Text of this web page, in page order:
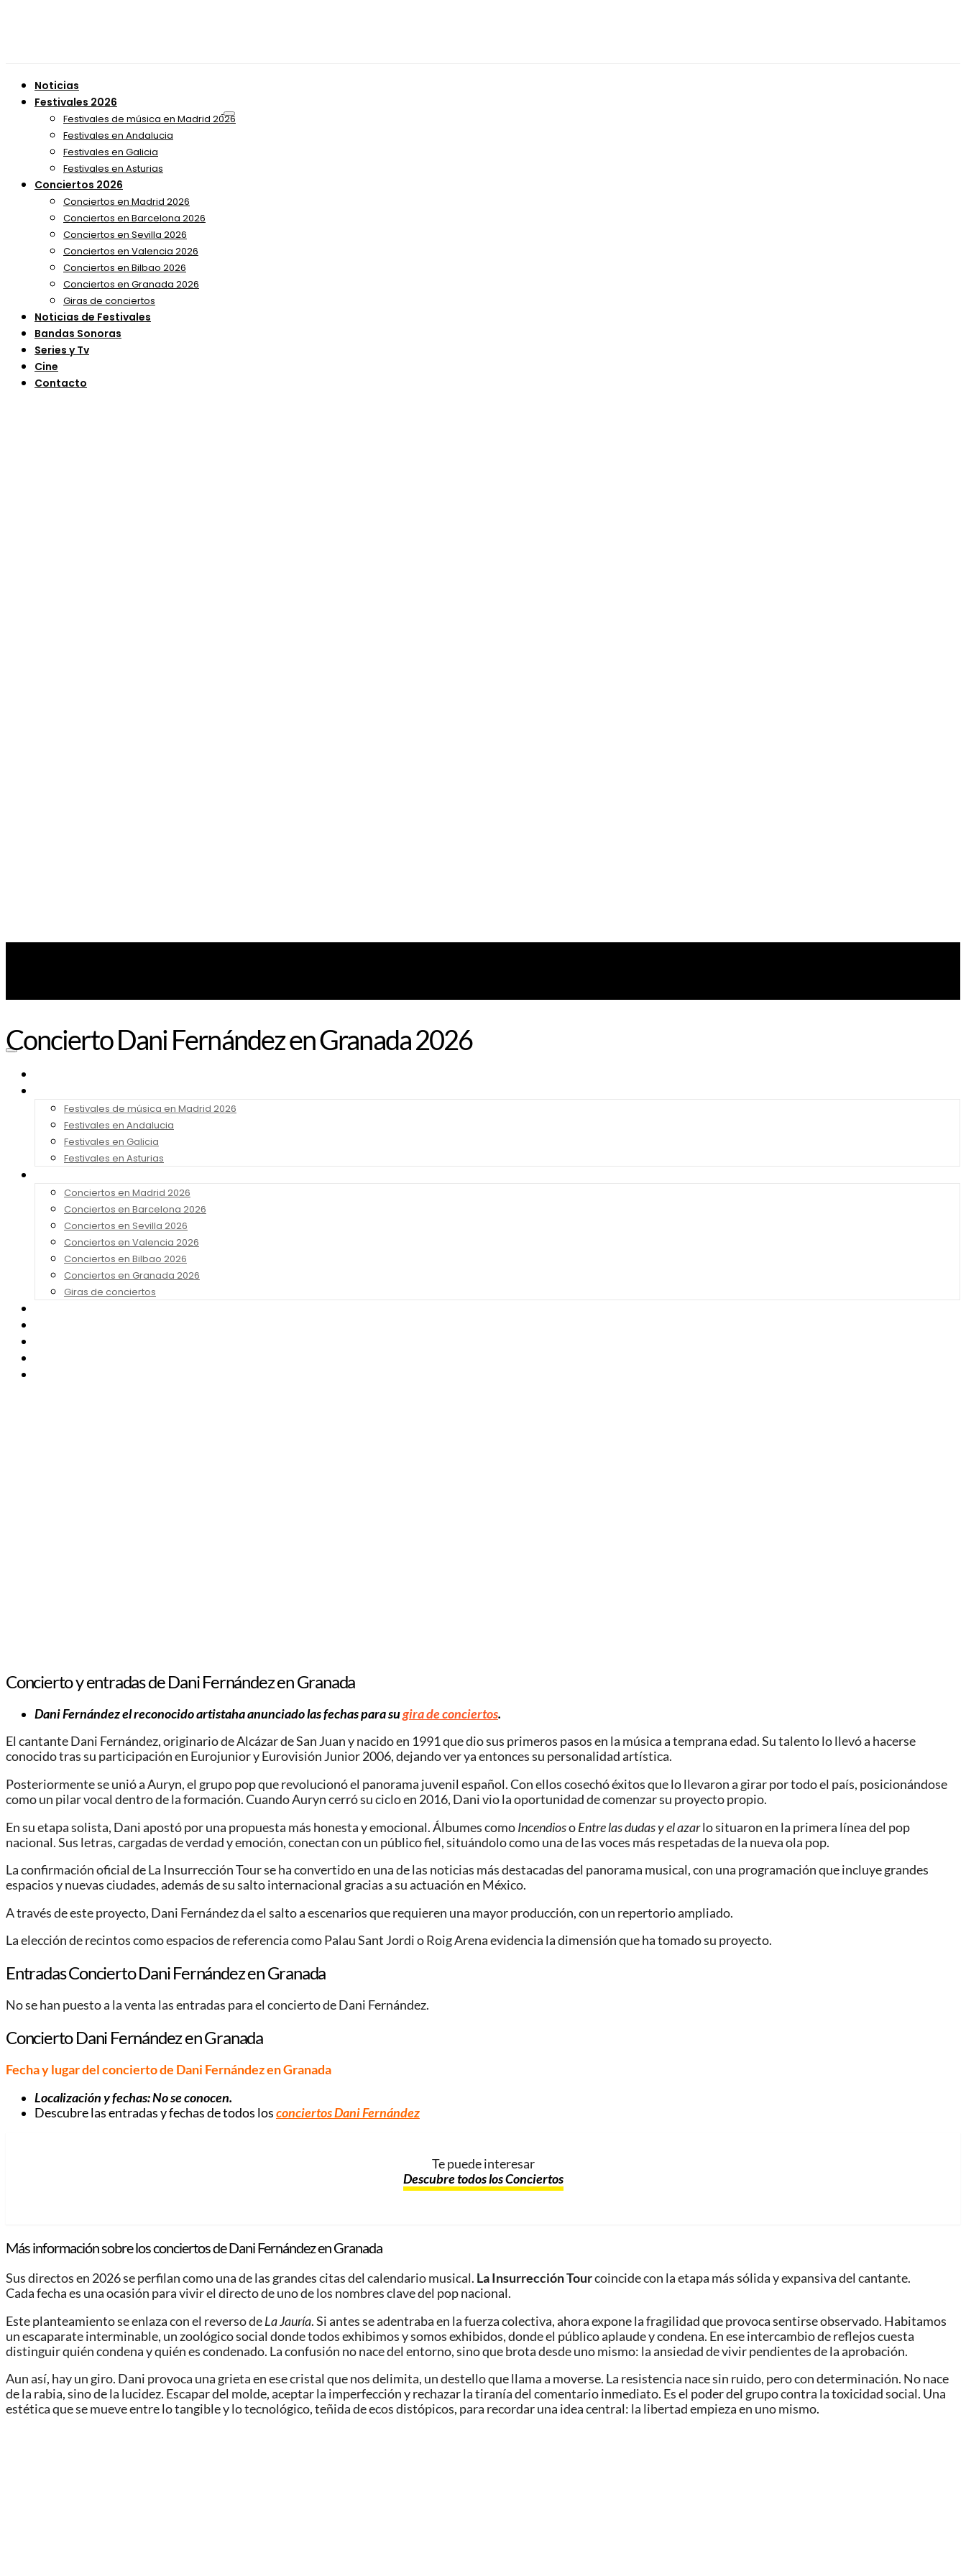
Noticias
Festivales 2026
Festivales de música en Madrid 2026
Festivales en Andalucia
Festivales en Galicia
Festivales en Asturias
Conciertos 2026
Conciertos en Madrid 2026
Conciertos en Barcelona 2026
Conciertos en Sevilla 2026
Conciertos en Valencia 2026
Conciertos en Bilbao 2026
Conciertos en Granada 2026
Giras de conciertos
Noticias de Festivales
Bandas Sonoras
Series y Tv
Cine
Contacto
Festivales de música en Madrid 2026
Festivales en Andalucia
Festivales en Galicia
Festivales en Asturias
Conciertos en Madrid 2026
Conciertos en Barcelona 2026
Conciertos en Sevilla 2026
Conciertos en Valencia 2026
Conciertos en Bilbao 2026
Conciertos en Granada 2026
Giras de conciertos
Concierto Dani Fernández en Granada 2026
Concierto y entradas de Dani Fernández en Granada
Dani Fernández el reconocido artistaha anunciado las fechas para sugira de conciertos.
El cantante Dani Fernández, originario de Alcázar de San Juan y nacido en 1991 que dio sus primeros pasos en la música a temprana edad. Su talento lo llevó a hacerse
conocido tras su participación en Eurojunior y Eurovisión Junior 2006, dejando ver ya entonces su personalidad artística.
Posteriormente se unió a Auryn, el grupo pop que revolucionó el panorama juvenil español. Con ellos cosechó éxitos que lo llevaron a girar por todo el país, posicionándose
como un pilar vocal dentro de la formación. Cuando Auryn cerró su ciclo en 2016, Dani vio la oportunidad de comenzar su proyecto propio.
En su etapa solista, Dani apostó por una propuesta más honesta y emocional. Álbumes comoIncendiosoEntre las dudas y el azarlo situaron en la primera línea del pop
nacional. Sus letras, cargadas de verdad y emoción, conectan con un público fiel, situándolo como una de las voces más respetadas de la nueva ola pop.
La confirmación oficial de La Insurrección Tour se ha convertido en una de las noticias más destacadas del panorama musical, con una programación que incluye grandes
espacios y nuevas ciudades, además de su salto internacional gracias a su actuación en México.
A través de este proyecto, Dani Fernández da el salto a escenarios que requieren una mayor producción, con un repertorio ampliado.
La elección de recintos como espacios de referencia como Palau Sant Jordi o Roig Arena evidencia la dimensión que ha tomado su proyecto.
Entradas Concierto Dani Fernández en Granada
No se han puesto a la venta las entradas para el concierto de Dani Fernández.
Concierto Dani Fernández en Granada
Fecha y lugar del concierto de Dani Fernández en Granada
Localización y fechas: No se conocen.
Descubre las entradas y fechas de todos losconciertos Dani Fernández
Te puede interesar
Descubre todos los Conciertos
Más información sobre los conciertos de Dani Fernández en Granada
Sus directos en 2026 se perfilan como una de las grandes citas del calendario musical. La Insurrección Tourcoincide con la etapa más sólida y expansiva del cantante.
Cada fecha es una ocasión para vivir el directo de uno de los nombres clave del pop nacional.
Este planteamiento se enlaza con el reverso deLa Jauría. Si antes se adentraba en la fuerza colectiva, ahora expone la fragilidad que provoca sentirse observado. Habitamos
un escaparate interminable, un zoológico social donde todos exhibimos y somos exhibidos, donde el público aplaude y condena. En ese intercambio de reflejos cuesta
distinguir quién condena y quién es condenado. La confusión no nace del entorno, sino que brota desde uno mismo: la ansiedad de vivir pendientes de la aprobación.
Aun así, hay un giro. Dani provoca una grieta en ese cristal que nos delimita, un destello que llama a moverse. La resistencia nace sin ruido, pero con determinación. No nace
de la rabia, sino de la lucidez. Escapar del molde, aceptar la imperfección y rechazar la tiranía del comentario inmediato. Es el poder del grupo contra la toxicidad social. Una
estética que se mueve entre lo tangible y lo tecnológico, teñida de ecos distópicos, para recordar una idea central: la libertad empieza en uno mismo.